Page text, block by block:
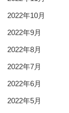
2022年10月
2022年9月
2022年8月
2022年7月
2022年6月
2022年5月